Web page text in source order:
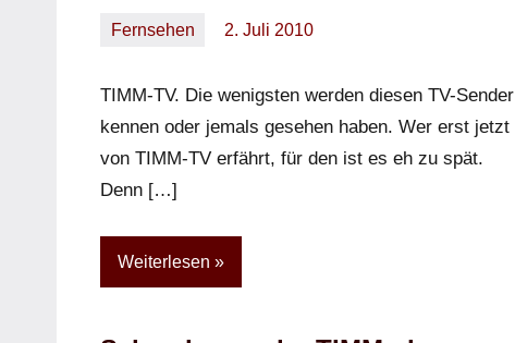
Fernsehen
2. Juli 2010
TIMM-TV. Die wenigsten werden diesen TV-Sender
kennen oder jemals gesehen haben. Wer erst jetzt
von TIMM-TV erfährt, für den ist es eh zu spät.
Denn […]
Weiterlesen